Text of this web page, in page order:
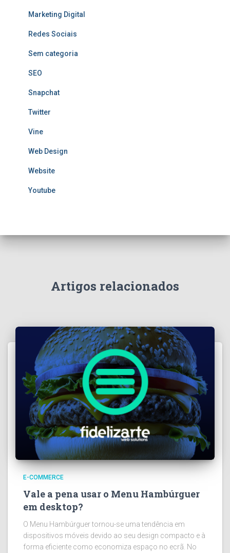
Marketing Digital
Redes Sociais
Sem categoria
SEO
Snapchat
Twitter
Vine
Web Design
Website
Youtube
Artigos relacionados
E-COMMERCE
Vale a pena usar o Menu Hambúrguer
em desktop?
O Menu Hambúrguer tornou-se uma tendência em
dispositivos móveis devido ao seu design compacto e à
forma eficiente como economiza espaço no ecrã. No